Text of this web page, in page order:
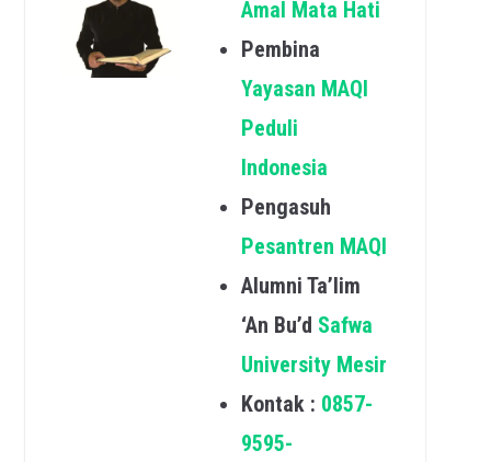
Amal Mata Hati
Pembina
Yayasan MAQI
Peduli
Indonesia
Pengasuh
Pesantren MAQI
Alumni Ta’lim
‘An Bu’d Safwa
University Mesir
Kontak : 0857-
9595-